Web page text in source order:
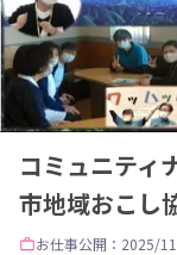
コミュニティ
市地域おこし
お仕事公開：2025/